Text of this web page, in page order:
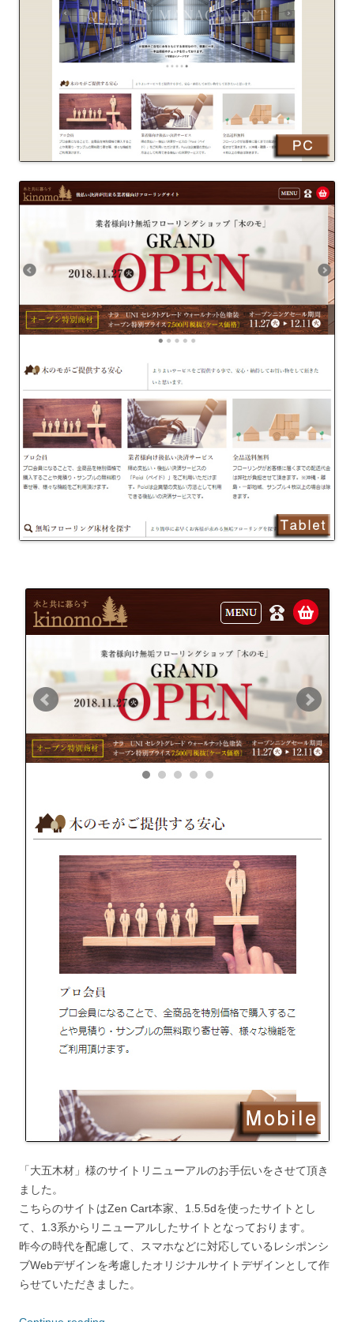
「大五木材」様のサイトリニューアルのお手伝いをさせて頂き
ました。
こちらのサイトはZen Cart本家、1.5.5dを使ったサイトとし
て、1.3系からリニューアルしたサイトとなっております。
昨今の時代を配慮して、スマホなどに対応しているレシポンシ
ブWebデザインを考慮したオリジナルサイトデザインとして作
らせていただきました。